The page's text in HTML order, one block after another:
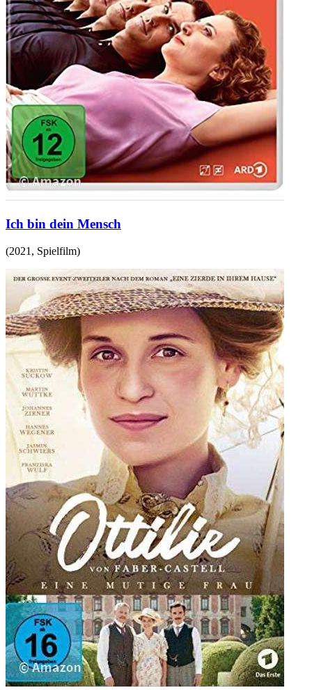
Ich bin dein Mensch
(2021 , Spielfilm)